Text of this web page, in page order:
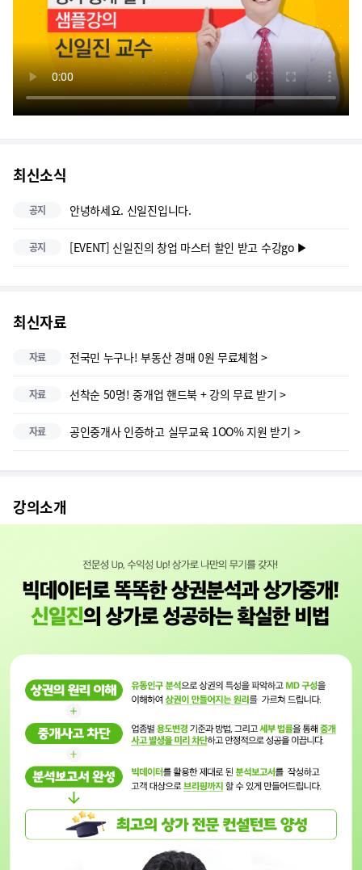
신일진 교수님 진짜 최고세요
GIS 교육 추천합니다
상가중개의 신세계가 열렸습니다
최신소식
공지 안녕하세요. 신일진입니다.
공지 [EVENT] 신일진의 창업 마스터 할인 받고 수강go ▶
최신자료
자료 전국민 누구나! 부동산 경매 0원 무료체험 >
자료 선착순 50명! 중개업 핸드북 + 강의 무료 받기 >
자료 공인중개사 인증하고 실무교육 1OO% 지원 받기 >
강의소개